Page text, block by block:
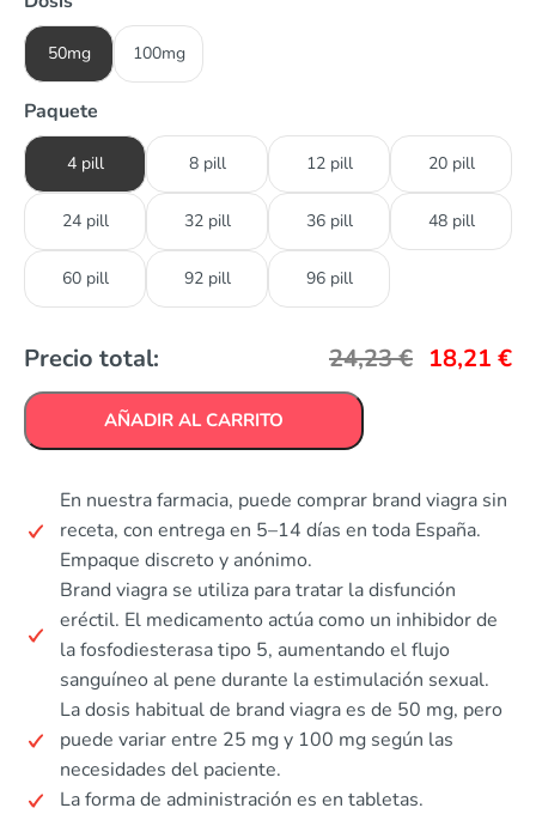
50mg 100mg
Paquete
4 pill 8 pill 12 pill 20 pill
24 pill 32 pill 36 pill 48 pill
60 pill 92 pill 96 pill
Precio total: 24,23€ 18,21 €
AÑADIR AL CARRITO
En nuestra farmacia, puede comprar brand viagra sin
receta, con entrega en 5–14 días en toda España.
Empaque discreto y anónimo.
Brand viagra se utiliza para tratar la disfunción
eréctil. El medicamento actúa como un inhibidor de
la fosfodiesterasa tipo 5, aumentando el flujo
sanguíneo al pene durante la estimulación sexual.
La dosis habitual de brand viagra es de 50 mg, pero
puede variar entre 25 mg y 100 mg según las
necesidades del paciente.
La forma de administración es en tabletas.